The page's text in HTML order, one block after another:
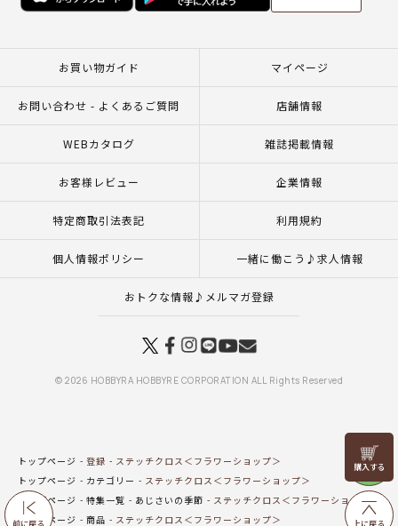
前に戻る
リリヤン
フェア
上に戻る
お買い物ガイド マイページ
お問い合わせ - よくあるご質問 店舗情報
WEBカタログ 雑誌掲載情報
お客様レビュー 企業情報
特定商取引法表記 利用規約
個人情報ポリシー 一緒に働こう♪求人情報
おトクな情報♪メルマガ登録
© 2026 HOBBYRA HOBBYRE CORPORATION ALL Rights Reserved
トップページ 登録
ステッチクロス＜フラワーショップ＞
トップページ
カテゴリー
ステッチクロス＜フラワーショップ＞
トップページ
特集一覧 あじさいの季節
ステッチクロス＜フラワーショップ＞
トップページ
商品 ステッチクロス＜フラワーショップ＞